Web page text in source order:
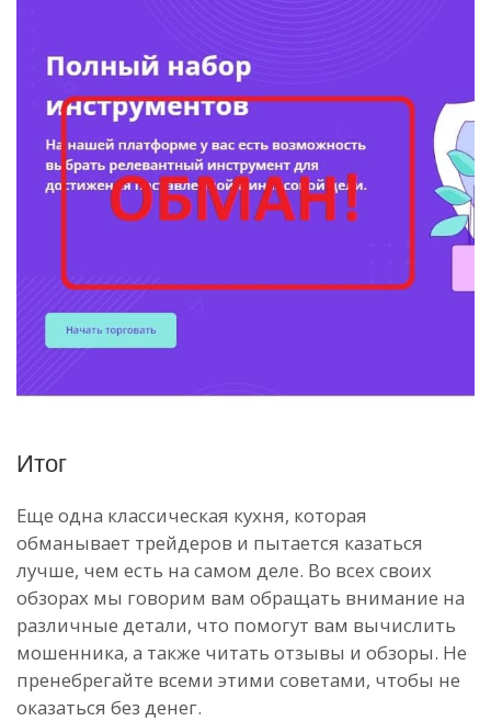
Итог
Еще одна классическая кухня, которая
обманывает трейдеров и пытается казаться
лучше, чем есть на самом деле. Во всех своих
обзорах мы говорим вам обращать внимание на
различные детали, что помогут вам вычислить
мошенника, а также читать отзывы и обзоры. Не
пренебрегайте всеми этими советами, чтобы не
оказаться без денег.